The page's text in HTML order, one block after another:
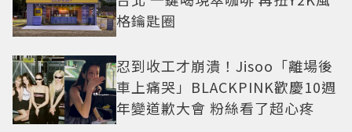
格鑰匙圈
忍到收工才崩潰！Jisoo「離場後
車上痛哭」BLACKPINK歡慶10週
年變道歉大會 粉絲看了超心疼